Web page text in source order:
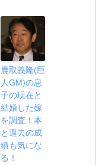
鹿取義隆(巨
人GM)の息
子の現在と
結婚した嫁
を調査！本
と過去の成
績も気にな
る！